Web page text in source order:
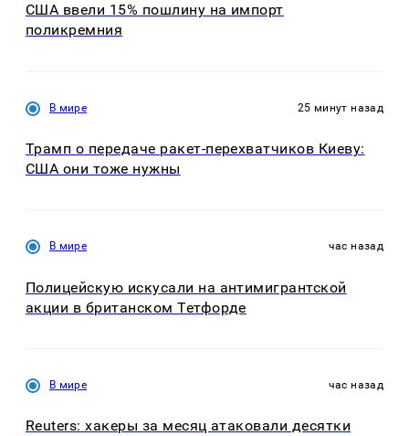
США ввели 15% пошлину на импорт
поликремния
В мире 25 минут назад
Трамп о передаче ракет-перехватчиков Киеву:
США они тоже нужны
В мире час назад
Полицейскую искусали на антимигрантской
акции в британском Тетфорде
В мире час назад
Reuters: хакеры за месяц атаковали десятки